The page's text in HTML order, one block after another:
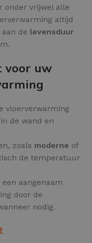
onder vrijwel alle
altijd
de levensduur
voor uw
vloerverwarming
de wand en
zoals moderne of
de temperatuur
aangenaam
door de
nodig.